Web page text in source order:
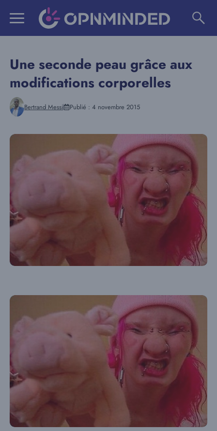
Une seconde peau grâce aux
modifications corporelles
Bertrand Messi Publié : 4 novembre 2015